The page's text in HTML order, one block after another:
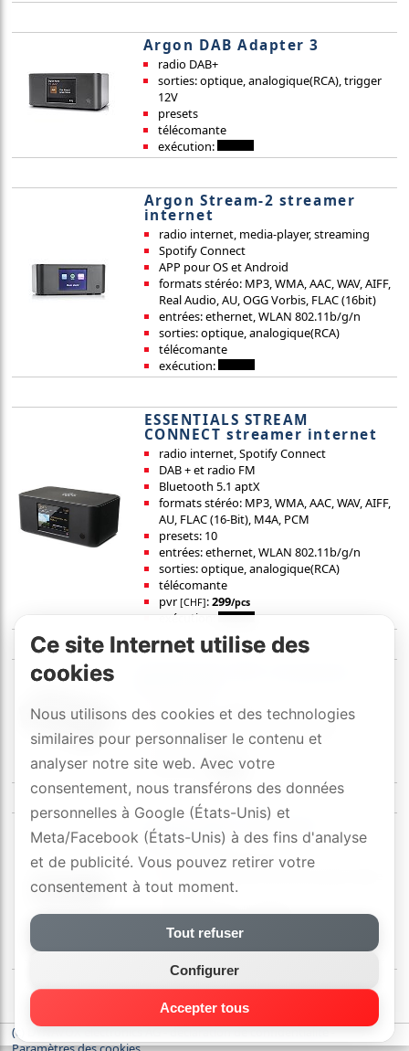
Argon DAB Adapter 3
radio DAB+
sorties: optique, analogique(RCA), trigger
12V
presets
télécomante
exécution:
Argon Stream-2 streamer
internet
radio internet, media-player, streaming
Spotify Connect
APP pour OS et Android
formats stéréo: MP3, WMA, AAC, WAV, AIFF,
Real Audio, AU, OGG Vorbis, FLAC (16bit)
entrées: ethernet, WLAN 802.11b/g/n
sorties: optique, analogique(RCA)
télécomante
exécution:
ESSENTIALS STREAM
CONNECT streamer internet
radio internet, Spotify Connect
DAB + et radio FM
Bluetooth 5.1 aptX
formats stéréo: MP3, WMA, AAC, WAV, AIFF,
AU, FLAC (16-Bit), M4A, PCM
presets: 10
entrées: ethernet, WLAN 802.11b/g/n
sorties: optique, analogique(RCA)
télécomante
pvr [CHF]:299/pcs
exécution:
Bluetooth 5.1 APT-X
sorties: RCA, optique(24bit/192kHz)
accouplement-Bluetooth par NFC
[CHF] 99
exécution:
Argon BT3 récepteur
Bluetooth
Bluetooth 5.0 aptX HD
Bluetooth bidirectionnel de la plus haute
qualit�
entrées 1 RCA, 1 optique
ESS Sabre High-End DAC (24 Bit/96 kHz)
(c) DYNAVOX electronics AG-déclaration de confidentialité-
Ce site Internet utilise des
cookies
Nous utilisons des cookies et des technologies
similaires pour personnaliser le contenu et
analyser notre site web. Avec votre
consentement, nous transférons des données
personnelles à Google (États-Unis) et
Meta/Facebook (États-Unis) à des fins d'analyse
et de publicité. Vous pouvez retirer votre
consentement à tout moment.
Tout refuser
Configurer
Accepter tous